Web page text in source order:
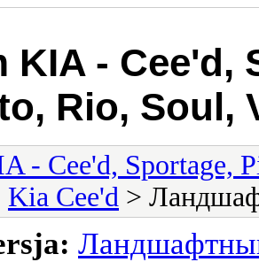
KIA - Cee'd,
Rio, Soul,
- Cee'd, Sportage,
Kia Cee'd >